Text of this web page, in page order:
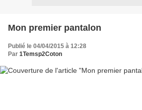
Mon premier pantalon
Publié le 04/04/2015 à 12:28
Par 1Temsp2Coton